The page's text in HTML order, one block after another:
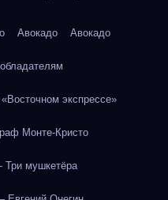
Авокадо Авокадо
экспрессе»
Монте-Кристо
мушкетёра